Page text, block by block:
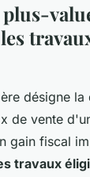
désigne la
de vente
gain fiscal
travaux